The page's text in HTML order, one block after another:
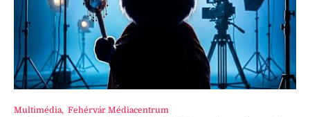
Multimédia, Fehérvár Médiacentrum